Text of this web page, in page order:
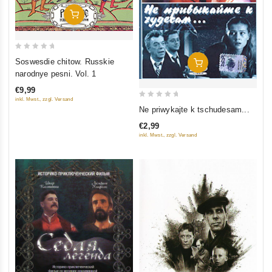
In Den Warenkorb
5
Soswesdie chitow. Russkie
narodnye pesni. Vol. 1
€9,99
inkl. Mwst., zzgl. Versand
In Den Warenkorb
out
of
Ne priwykajte k tschudesam...
€2,99
inkl. Mwst., zzgl. Versand